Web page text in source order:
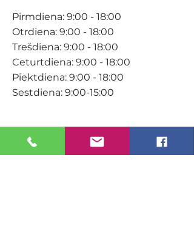
Pirmdiena: 9:00 - 18:00
Otrdiena: 9:00 - 18:00
Trešdiena: 9:00 - 18:00
Ceturtdiena: 9:00 - 18:00
Piektdiena: 9:00 - 18:00
Sestdiena: 9:00-15:00
KONTAKTI